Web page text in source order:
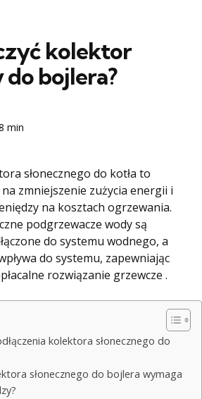
kolektor
do bojlera?
min
słonecznego do kotła to
zmniejszenie zużycia energii i
na kosztach ogrzewania.
podgrzewacze wody są
do systemu wodnego, a
do systemu, zapewniając
rozwiązanie grzewcze .
kolektora słonecznego do
słonecznego do bojlera wymaga